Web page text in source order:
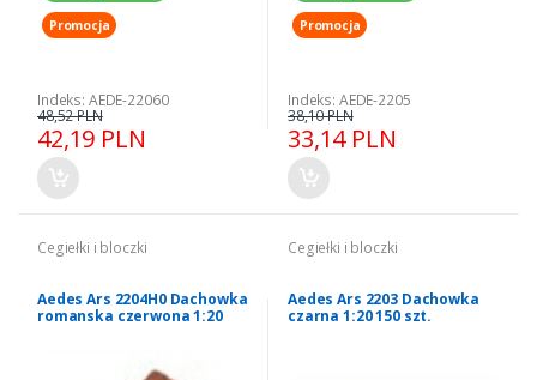
Promocja
Indeks: AEDE-22060
42,19 PLN
48,52 PLN
Promocja
Indeks: AEDE-2205
33,14 PLN
38,10 PLN
Cegiełki i bloczki
Aedes Ars 2204H0 Dachowka
romanska czerwona 1:20
Cegiełki i bloczki
Aedes Ars 2203 Dachowka
czarna 1:20 150 szt.